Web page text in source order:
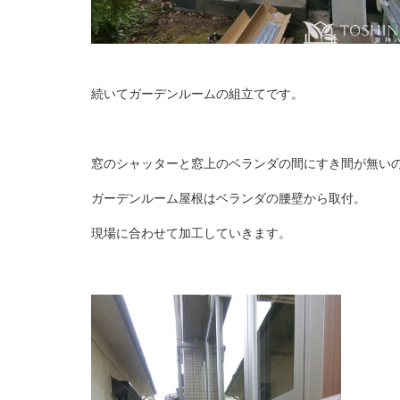
続いてガーデンルームの組立てです。
窓のシャッターと窓上のベランダの間にすき間が無い
ガーデンルーム屋根はベランダの腰壁から取付。
現場に合わせて加工していきます。